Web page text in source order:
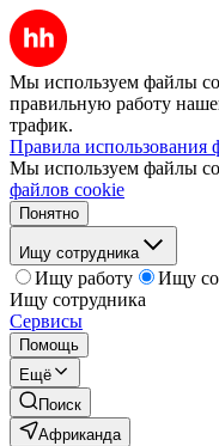
Мы используем файлы
правильную работу
трафик.
Правила использования
Мы используем файлы
файлов cookie
Понятно
Ищу сотрудника
Ищу работу
Ищу
Ищу сотрудника
Сервисы
Помощь
Ещё
Поиск
Африканда